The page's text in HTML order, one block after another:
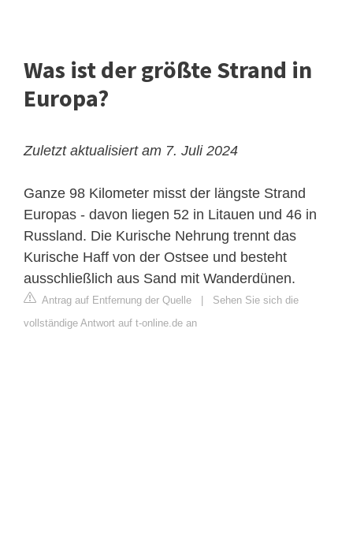
Was ist der größte Strand in
Europa?
Zuletzt aktualisiert am 7. Juli 2024
Ganze 98 Kilometer misst der längste Strand
Europas - davon liegen 52 in Litauen und 46 in
Russland. Die Kurische Nehrung trennt das
Kurische Haff von der Ostsee und besteht
ausschließlich aus Sand mit Wanderdünen.
Antrag auf Entfernung der Quelle
Sehen Sie sich die
vollständige Antwort auf t-online.de an